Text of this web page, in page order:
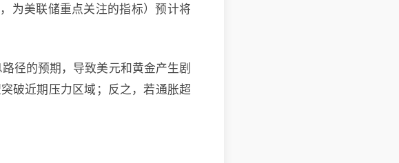
为美联储重点关注的指标）预计将
径的预期，导致美元和黄金产生剧
破近期压力区域；反之，若通胀超